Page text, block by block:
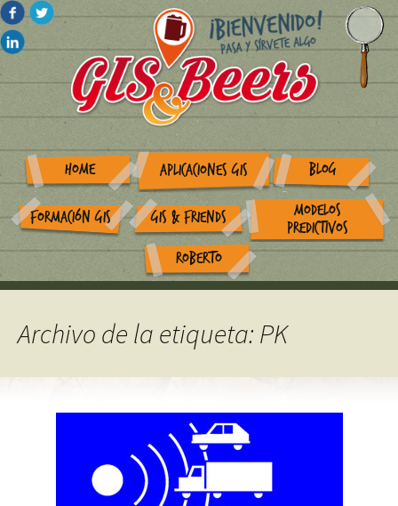
HOME APLICACIONES GIS BLOG
FORMACIÓN GIS GIS & FRIENDS
MODELOS
PREDICTIVOS
ROBERTO
Archivo de la etiqueta: PK